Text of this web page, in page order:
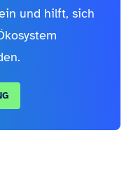
und hilft, sich